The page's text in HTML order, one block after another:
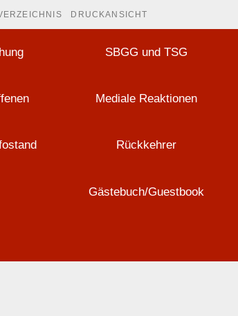
DRUCKANSICHT
SBGG und TSG
Mediale Reaktionen
Rückkehrer
Gästebuch/Guestbook